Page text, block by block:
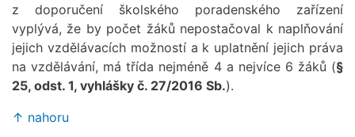
z doporučení školského poradenského zařízení
vyplývá, že by počet žáků nepostačoval k naplňování
jejich vzdělávacích možností a k uplatnění jejich práva
na vzdělávání, má třída nejméně 4 a nejvíce 6 žáků (§
25, odst. 1, vyhlášky č. 27/2016 Sb.).
↑ nahoru